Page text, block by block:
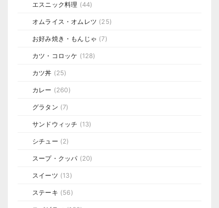
エスニック料理 (44)
オムライス・オムレツ (25)
お好み焼き・もんじゃ (7)
カツ・コロッケ (128)
カツ丼 (25)
カレー (260)
グラタン (7)
サンドウィッチ (13)
シチュー (2)
スープ・クッパ (20)
スイーツ (13)
ステーキ (56)